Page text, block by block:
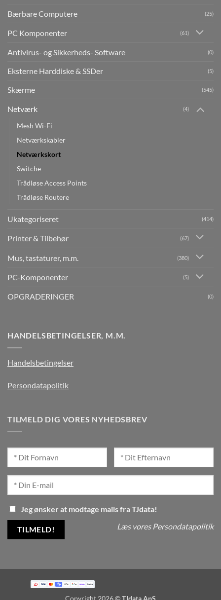
Bærbare Computere (25)
PC Komponenter (61)
Antivirus- og Sikkerheds- Software (0)
Eksterne Harddiske & SSDer (5)
Skærme (545)
Netværk (4)
Mesh Wi-Fi
Netværkskabler
Netværkskort
Switche
Trådløse Access Points
Trådløse Routere
Ukategoriseret (414)
Printer & Tilbehør (67)
Mus, tastaturer, m.m. (380)
PC-Komponenter (5)
OPGRADERINGER (0)
HANDELSBETINGELSER, M.M.
Handelsbetingelser
Persondatapolitik
TILMELD DIG VORES NYHEDSBREV
Jeg ønsker at modtage mails fra TJdata!
Læs vores Persondatapolitik